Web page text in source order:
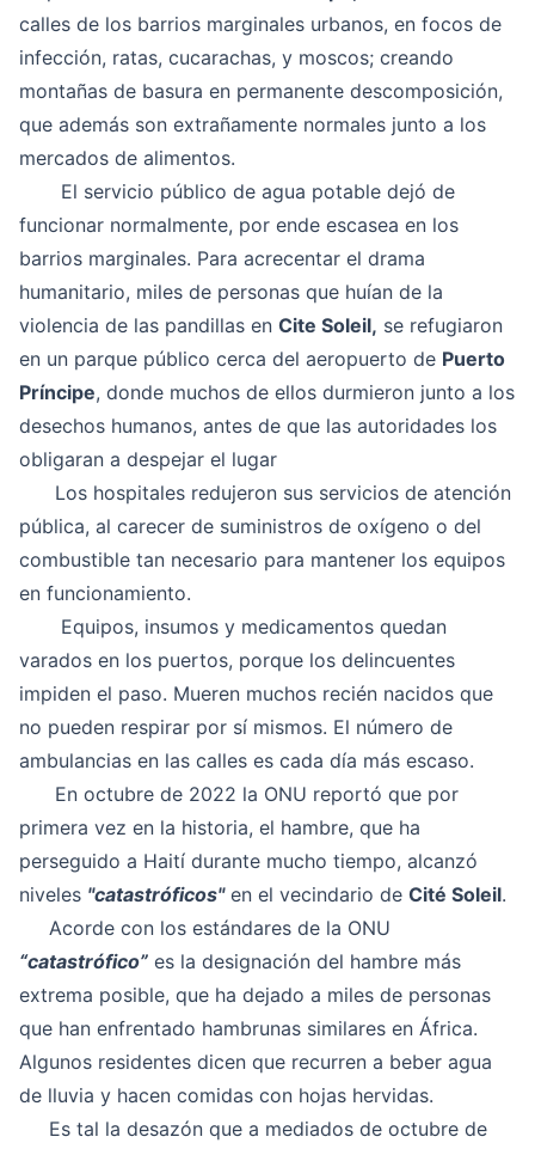
calles de los barrios marginales urbanos, en focos de
infección, ratas, cucarachas, y moscos; creando
montañas de basura en permanente descomposición,
que además son extrañamente normales junto a los
mercados de alimentos.
El servicio público de agua potable dejó de
funcionar normalmente, por ende escasea en los
barrios marginales. Para acrecentar el drama
humanitario, miles de personas que huían de la
violencia de las pandillas en Cite Soleil, se refugiaron
en un parque público cerca del aeropuerto de Puerto
Príncipe, donde muchos de ellos durmieron junto a los
desechos humanos, antes de que las autoridades los
obligaran a despejar el lugar
Los hospitales redujeron sus servicios de atención
pública, al carecer de suministros de oxígeno o del
combustible tan necesario para mantener los equipos
en funcionamiento.
Equipos, insumos y medicamentos quedan
varados en los puertos, porque los delincuentes
impiden el paso. Mueren muchos recién nacidos que
no pueden respirar por sí mismos. El número de
ambulancias en las calles es cada día más escaso.
En octubre de 2022 la ONU reportó que por
primera vez en la historia, el hambre, que ha
perseguido a Haití durante mucho tiempo, alcanzó
niveles "catastróficos"en el vecindario de Cité Soleil.
Acorde con los estándares de la ONU
“catastrófico” es la designación del hambre más
extrema posible, que ha dejado a miles de personas
que han enfrentado hambrunas similares en África.
Algunos residentes dicen que recurren a beber agua
de lluvia y hacen comidas con hojas hervidas.
Es tal la desazón que a mediados de octubre de